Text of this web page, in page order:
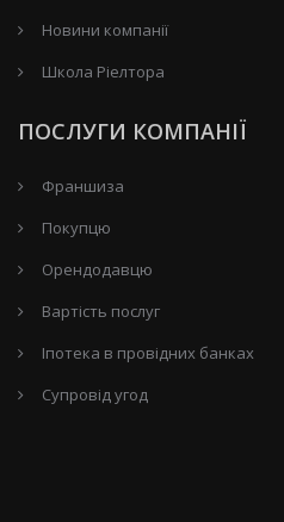
Новини компанії
Школа Ріелтора
ПОСЛУГИ КОМПАНІЇ
Франшиза
Покупцю
Орендодавцю
Вартість послуг
Іпотека в провідних банках
Супровід угод